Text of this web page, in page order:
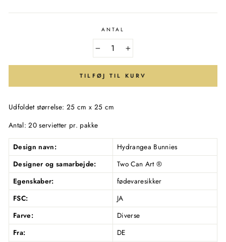
ANTAL
+
TILFØJ TIL KURV
Udfoldet størrelse: 25 cm x 25 cm
Antal: 20 servietter pr. pakke
Design navn:
Hydrangea Bunnies
Designer og samarbejde:
Two Can Art ®
Egenskaber:
fødevaresikker
FSC:
JA
Farve:
Diverse
Fra:
DE